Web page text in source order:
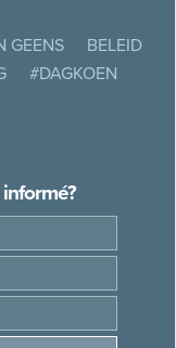
GEENS
BELEID
#DAGKOEN